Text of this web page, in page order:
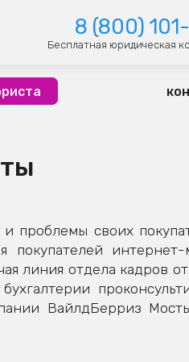
8 (800)
Бесплатная юридическая
проблемы своих
интернет-
линия отдела кадров
ВайлдБерриз